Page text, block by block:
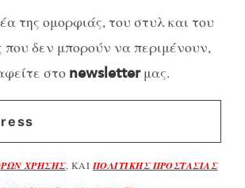
της ομορφιάς, του στυλ και του
που δεν μπορούν να περιμένουν,
στο newsletterμας.
ΧΡΗΣΗΣ, ΚΑΙ ΠΟΛΙΤΙΚΗΣ ΠΡΟΣΤΑΣΙΑΣ